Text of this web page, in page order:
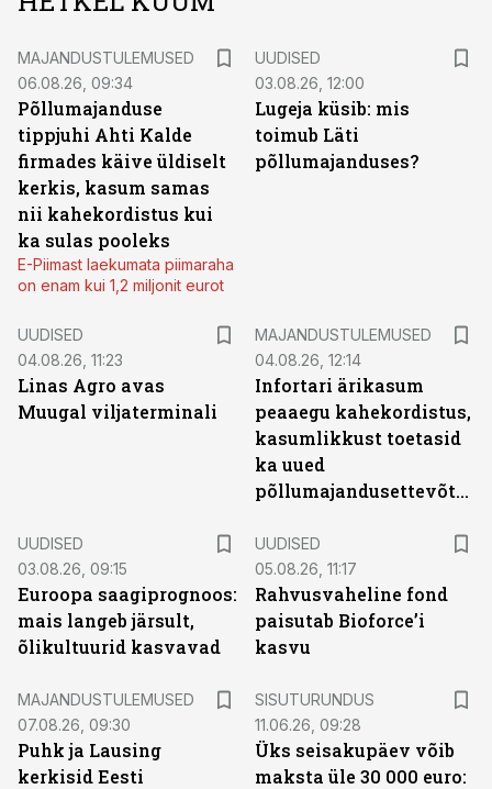
MAJANDUSTULEMUSED
06.08.26, 09:34
Põllumajanduse
tippjuhi Ahti Kalde
firmades käive üldiselt
kerkis, kasum samas
nii kahekordistus kui
ka sulas pooleks
E-Piimast laekumata piimaraha
on enam kui 1,2 miljonit eurot
UUDISED
03.08.26, 12:00
Lugeja küsib: mis
toimub Läti
põllumajanduses?
UUDISED
04.08.26, 11:23
Linas Agro avas
Muugal viljaterminali
MAJANDUSTULEMUSED
04.08.26, 12:14
Infortari ärikasum
peaaegu kahekordistus,
kasumlikkust toetasid
ka uued
põllumajandusettevõtted
UUDISED
03.08.26, 09:15
Euroopa saagiprognoos:
mais langeb järsult,
õlikultuurid kasvavad
UUDISED
05.08.26, 11:17
Rahvusvaheline fond
paisutab Bioforce’i
kasvu
MAJANDUSTULEMUSED
07.08.26, 09:30
Puhk ja Lausing
kerkisid Eesti
SISUTURUNDUS
11.06.26, 09:28
Üks seisakupäev võib
maksta üle 30 000 euro: